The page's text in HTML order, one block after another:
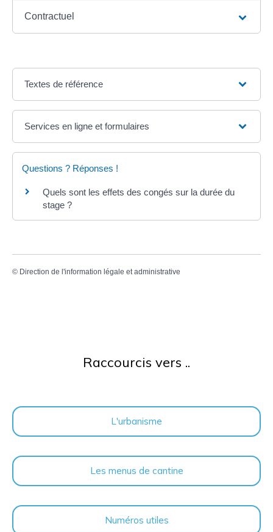
Contractuel
Textes de référence
Services en ligne et formulaires
Questions ? Réponses !
Quels sont les effets des congés sur la durée du
stage ?
© Direction de l'information légale et administrative
Raccourcis vers ..
L'urbanisme
Les menus de cantine
Numéros utiles